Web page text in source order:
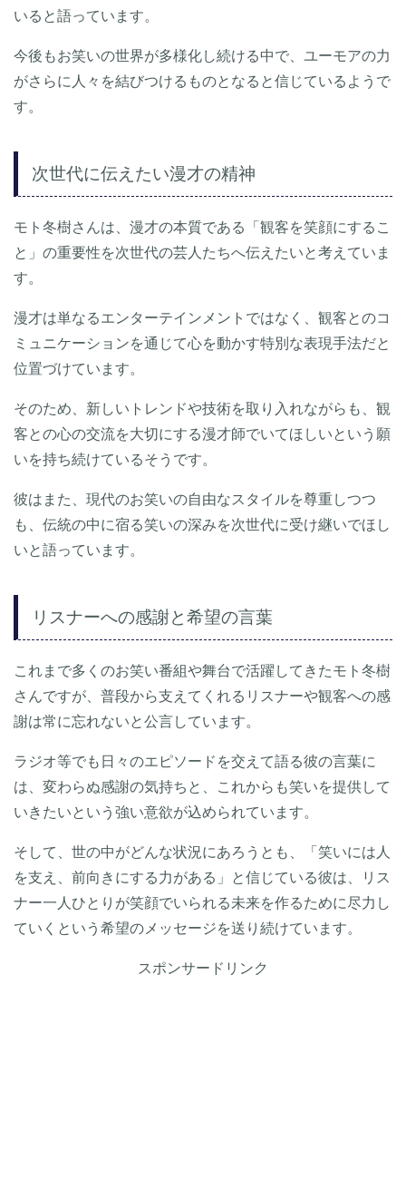
いると語っています。
今後もお笑いの世界が多様化し続ける中で、ユーモアの力
がさらに人々を結びつけるものとなると信じているようで
す。
次世代に伝えたい漫才の精神
モト冬樹さんは、漫才の本質である「観客を笑顔にするこ
と」の重要性を次世代の芸人たちへ伝えたいと考えていま
す。
漫才は単なるエンターテインメントではなく、観客とのコ
ミュニケーションを通じて心を動かす特別な表現手法だと
位置づけています。
そのため、新しいトレンドや技術を取り入れながらも、観
客との心の交流を大切にする漫才師でいてほしいという願
いを持ち続けているそうです。
彼はまた、現代のお笑いの自由なスタイルを尊重しつつ
も、伝統の中に宿る笑いの深みを次世代に受け継いでほし
いと語っています。
リスナーへの感謝と希望の言葉
これまで多くのお笑い番組や舞台で活躍してきたモト冬樹
さんですが、普段から支えてくれるリスナーや観客への感
謝は常に忘れないと公言しています。
ラジオ等でも日々のエピソードを交えて語る彼の言葉に
は、変わらぬ感謝の気持ちと、これからも笑いを提供して
いきたいという強い意欲が込められています。
そして、世の中がどんな状況にあろうとも、「笑いには人
を支え、前向きにする力がある」と信じている彼は、リス
ナー一人ひとりが笑顔でいられる未来を作るために尽力し
ていくという希望のメッセージを送り続けています。
スポンサードリンク